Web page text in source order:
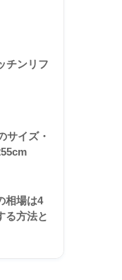
チンリフ
サイズ・
相場は4
る方法と